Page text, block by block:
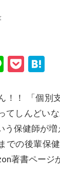
Line
！！ 「個別
てしんどい
う保健師が
での後輩保
著書ページ